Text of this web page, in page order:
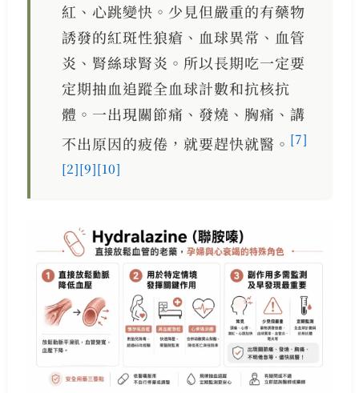
紅、心跳變快。少見但嚴重的有藥物
誘發的紅斑性狼瘡、血球異常、血管
炎、腎絲球腎炎。所以長期吃一定要
定期抽血追蹤全血球計數和抗核抗
體。一出現關節痛、發燒、胸痛、講
不出原因的疲倦，就要趕快就醫。 [7]
[2][9][10]